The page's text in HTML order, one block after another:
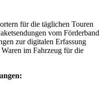
für die täglichen Touren
vom Förderband
zur digitalen Erfassung
im Fahrzeug für die